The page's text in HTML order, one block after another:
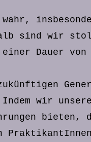
sind wir
Dauer von
wir
bieten,